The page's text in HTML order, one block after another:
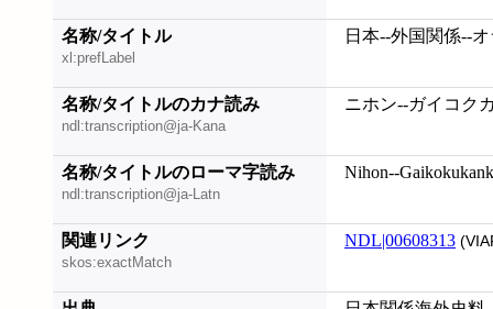
名称/タイトル
xl:prefLabel
日本--外国関係--
名称/タイトルのカナ読み
ndl:transcription@ja-Kana
ニホン--ガイコク
名称/タイトルのローマ字読み
ndl:transcription@ja-Latn
Nihon--
関連リンク
skos:exactMatch
NDL|00608313